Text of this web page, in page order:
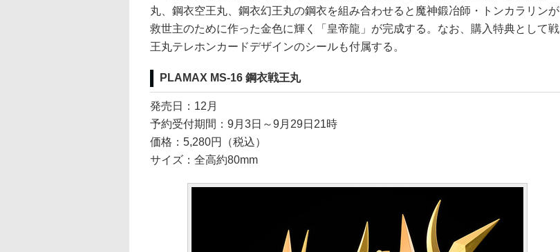
丸、鋼衣空王丸、鋼衣幻王丸の鋼衣を組み合わせると魔神鍛冶師・トンカラリンが
救世主のために作った金色に輝く「皇帝龍」が完成する。なお、購入特典として戦
王丸テレホンカードデザインのシールも付属する。
PLAMAX MS-16 鋼衣戦王丸
発売日：12月
予約受付期間：9月3日～9月29日21時
価格：5,280円（税込）
サイズ：全高約80mm